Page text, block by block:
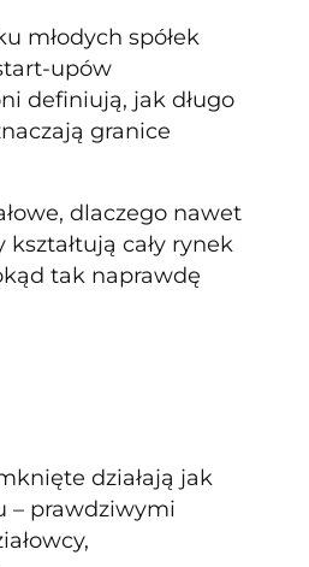
młodych spółek
upów
definiują, jak długo
granice
dlaczego nawet
cały rynek
tak naprawdę
działają jak
– prawdziwymi